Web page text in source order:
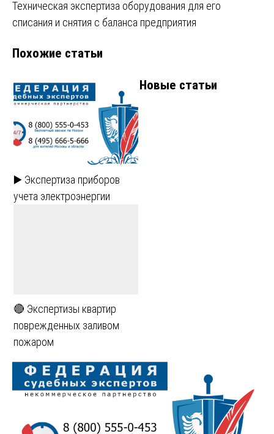
по
Техническая экспертиза оборудования для его
списания и снятия с баланса предприятия
Похожие статьи
▶️ Экспертиза приборов
учета электроэнергии
🔴 Экспертизы квартир
поврежденных заливом
пожаром
Новые статьи